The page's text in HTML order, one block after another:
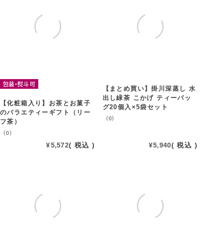
包装・熨斗可
【化粧箱入り】お茶とお菓子
のバラエティーギフト（リー
フ茶）
（0）
¥5,572 税込
【まとめ買い】掛川深蒸し 水
出し緑茶 こかげ ティーバッ
グ20個入×5袋セット
（0）
¥5,940 税込